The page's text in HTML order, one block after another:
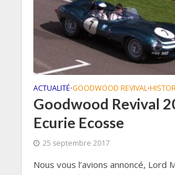
ACTUALITÉ•GOODWOOD REVIVAL•
Goodwood Revival
Ecurie Ecosse
25 septembre 2017
Nous vous l’avions annoncé, Lord